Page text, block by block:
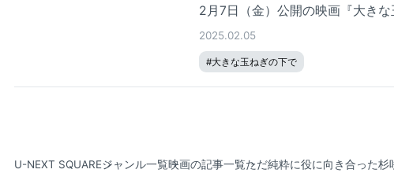
2月7日（金）公開の映画『大き
2025.02.05
#大きな玉ねぎの下で
U-NEXT SQUAREジャンル一覧映画の記事一覧ただ純粋に役に向き合った杉